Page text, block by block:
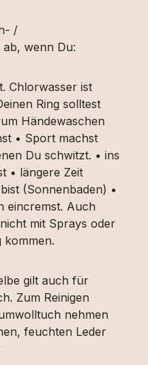
/
wenn Du:
Chlorwasser ist
Ring solltest
Händewaschen
• Sport machst
Du schwitzt. • ins
• längere Zeit
(Sonnenbaden) •
eincremst. Auch
mit Sprays oder
kommen.
gilt auch für
Zum Reinigen
nehmen
feuchten Leder